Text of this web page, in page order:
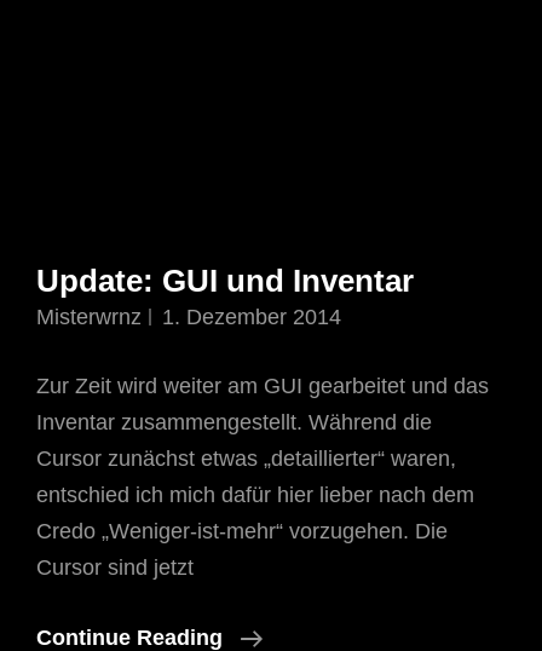
Update: GUI und Inventar
Misterwrnz 1. Dezember 2014
Zur Zeit wird weiter am GUI gearbeitet und das
Inventar zusammengestellt. Während die
Cursor zunächst etwas „detaillierter“ waren,
entschied ich mich dafür hier lieber nach dem
Credo „Weniger-ist-mehr“ vorzugehen. Die
Cursor sind jetzt
Continue Reading
Update: